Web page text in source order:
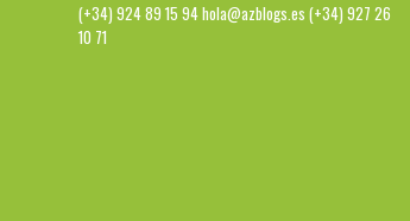
(+34) 924 89 15 94 hola@azblogs.es (+34) 927 26
10 71